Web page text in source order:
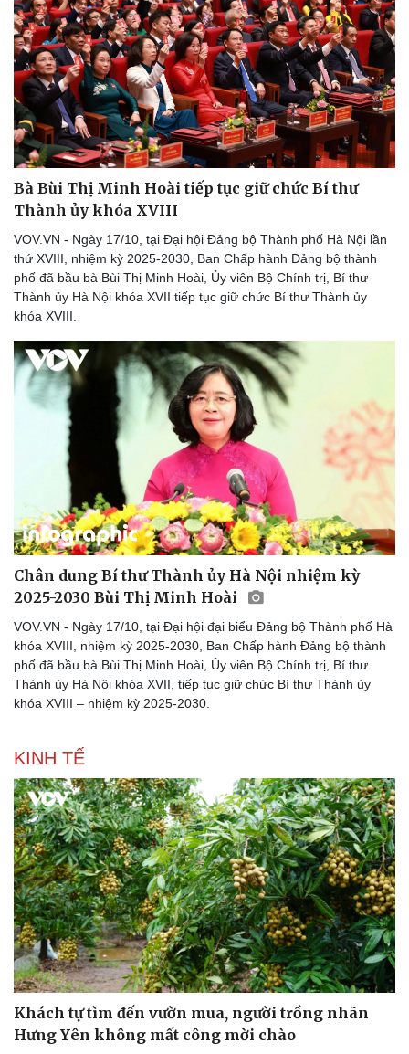
Thể thao
Bóng đá
Thế giới thể thao
eSports
Hậu trường
Ô tô - Xe máy
Ô tô
Tư vấn
Bà Bùi Thị Minh Hoài tiếp tục giữ chức Bí thư
Thành ủy khóa XVIII
VOV.VN - Ngày 17/10, tại Đại hội Đảng bộ Thành phố Hà Nội lần
thứ XVIII, nhiệm kỳ 2025-2030, Ban Chấp hành Đảng bộ thành
phố đã bầu bà Bùi Thị Minh Hoài, Ủy viên Bộ Chính trị, Bí thư
Thành ủy Hà Nội khóa XVII tiếp tục giữ chức Bí thư Thành ủy
khóa XVIII.
Chân dung Bí thư Thành ủy Hà Nội nhiệm kỳ
2025-2030 Bùi Thị Minh Hoài
VOV.VN - Ngày 17/10, tại Đại hội đại biểu Đảng bộ Thành phố Hà
khóa XVIII, nhiệm kỳ 2025-2030, Ban Chấp hành Đảng bộ thành
phố đã bầu bà Bùi Thị Minh Hoài, Ủy viên Bộ Chính trị, Bí thư
Thành ủy Hà Nội khóa XVII, tiếp tục giữ chức Bí thư Thành ủy
khóa XVIII – nhiệm kỳ 2025-2030.
KINH TẾ
Khách tự tìm đến vườn mua, người trồng nhãn
Hưng Yên không mất công mời chào